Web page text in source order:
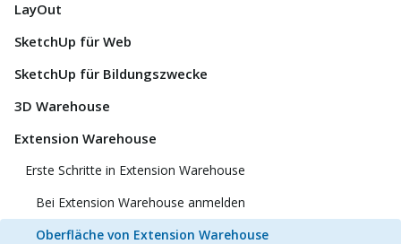
LayOut
SketchUp für Web
SketchUp für Bildungszwecke
3D Warehouse
Extension Warehouse
Erste Schritte in Extension Warehouse
Bei Extension Warehouse anmelden
Oberfläche von Extension Warehouse